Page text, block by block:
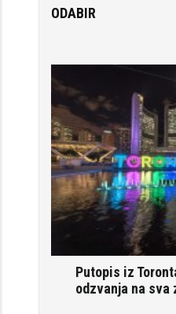
ODABIR
Putopis iz
odzvanja na sva